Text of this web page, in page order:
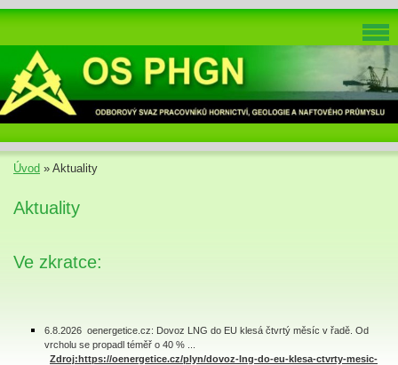
Úvod » Aktuality
Aktuality
Ve zkratce:
6.8.2026 oenergetice.cz: Dovoz LNG do EU klesá čtvrtý měsíc v řadě. Od
vrcholu se propadl téměř o 40 % ...
Zdroj:https://oenergetice.cz/plyn/dovoz-lng-do-eu-klesa-ctvrty-mesic-